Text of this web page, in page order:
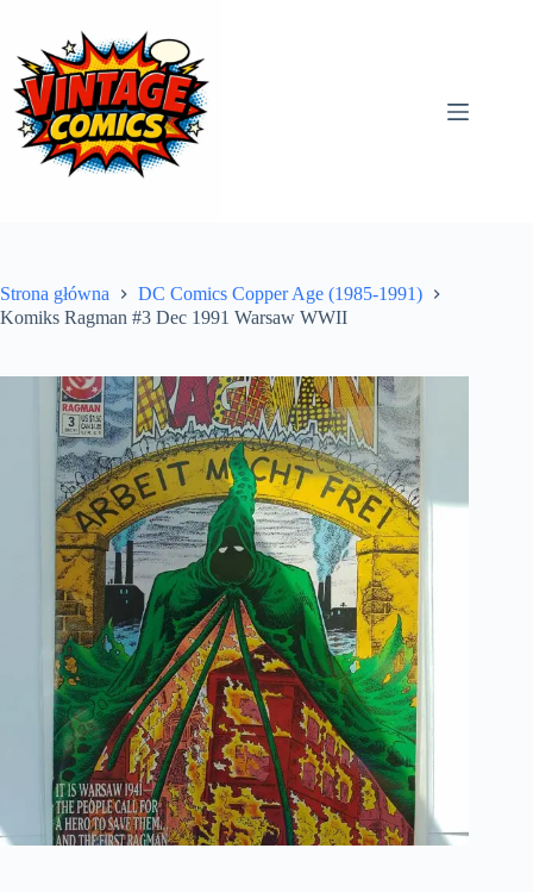
treści
Strona główna
DC Comics Copper Age (1985-1991)
Komiks Ragman #3 Dec 1991 Warsaw WWII